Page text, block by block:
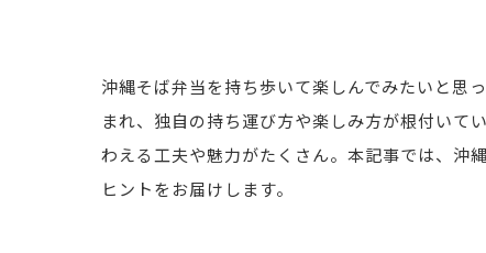
沖縄そば弁当を持ち歩いて楽しんでみたいと思
まれ、独自の持ち運び方や楽しみ方が根付いて
わえる工夫や魅力がたくさん。本記事では、沖
ヒントをお届けします。